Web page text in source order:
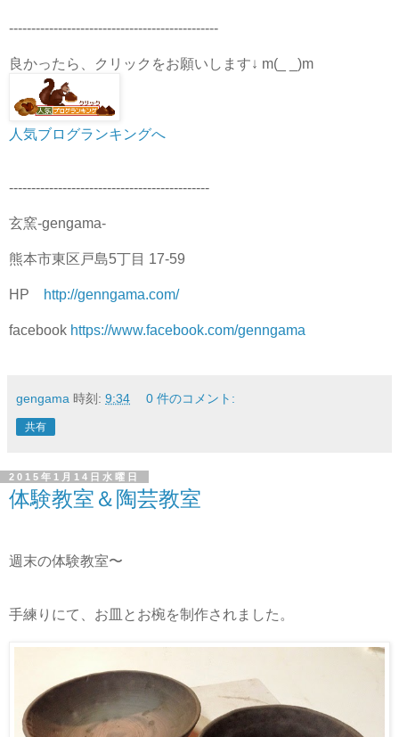
-----------------------------------------------
良かったら、クリックをお願いします↓ m(_ _)m
人気ブログランキングへ
---------------------------------------------
玄窯-gengama-
熊本市東区戸島5丁目 17-59
HP http://genngama.com/
facebook https://www.facebook.com/genngama
gengama 時刻: 9:34 0 件のコメント:
共有
2015年1月14日水曜日
体験教室＆陶芸教室
週末の体験教室〜
手練りにて、お皿とお椀を制作されました。